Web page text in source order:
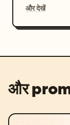
और देखें
और